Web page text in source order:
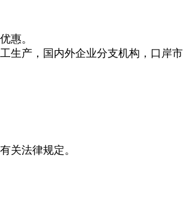
惠。
生产，国内外企业分支机构，口岸市
关法律规定。